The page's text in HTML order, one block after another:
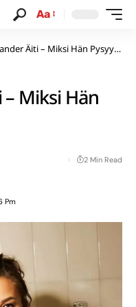
Aa
Äiti – Miksi Hän Pysyy Mysteerinä?
Miksi Hän
Pm
2 Min Read